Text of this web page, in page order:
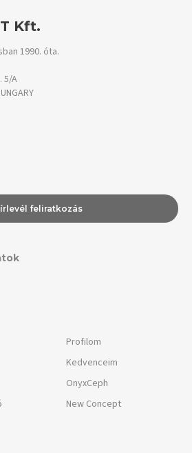
Kft.
1990. óta.
5/A
Profilom
Kedvenceim
OnyxCeph
New Concept
feliratkozás